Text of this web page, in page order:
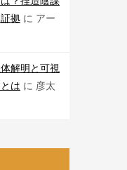
拠 に アー
解明と可視
は に 彦太